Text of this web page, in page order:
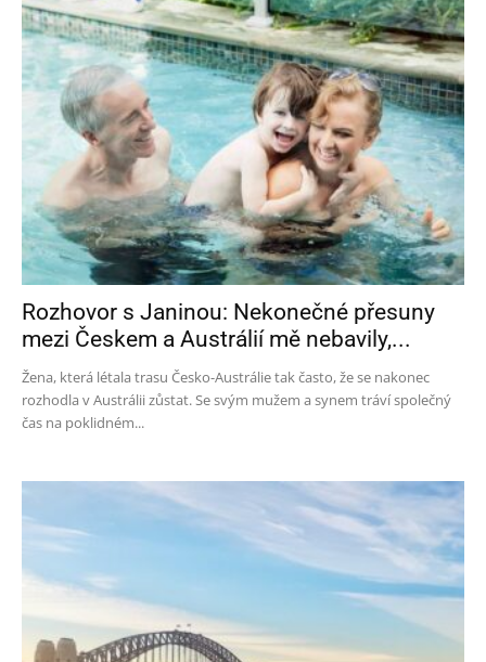
Rozhovor s Janinou: Nekonečné přesuny
mezi Českem a Austrálií mě nebavily,...
Žena, která létala trasu Česko-Austrálie tak často, že se nakonec
rozhodla v Austrálii zůstat. Se svým mužem a synem tráví společný
čas na poklidném...